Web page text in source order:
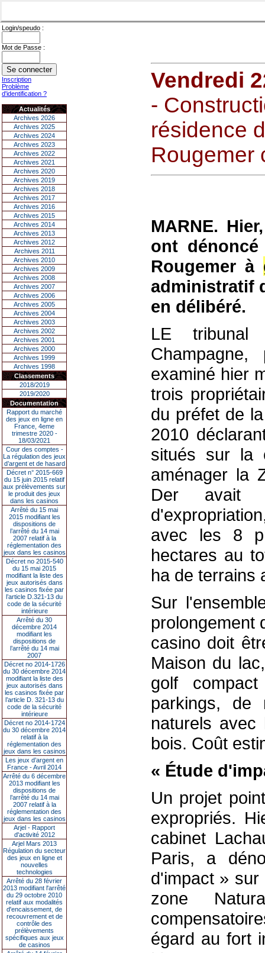
Login/speudo :
Mot de Passe :
Inscription
Problème
d'identification ?
Actualités
Archives 2026
Archives 2025
Archives 2024
Archives 2023
Archives 2022
Archives 2021
Archives 2020
Archives 2019
Archives 2018
Archives 2017
Archives 2016
Archives 2015
Archives 2014
Archives 2013
Archives 2012
Archives 2011
Archives 2010
Archives 2009
Archives 2008
Archives 2007
Archives 2006
Archives 2005
Archives 2004
Archives 2003
Archives 2002
Archives 2001
Archives 2000
Archives 1999
Archives 1998
Classements
2018/2019
2019/2020
Documentation
Rapport du marché
des jeux en ligne en
France, 4eme
trimestre 2020 -
18/03/2021
Cour des comptes -
La régulation des jeux
d’argent et de hasard
Décret n° 2015-669
du 15 juin 2015 relatif
aux prélèvements sur
le produit des jeux
dans les casinos
Arrêté du 15 mai
2015 modifiant les
dispositions de
l’arrêté du 14 mai
2007 relatif à la
réglementation des
jeux dans les casinos
Décret no 2015-540
du 15 mai 2015
modifiant la liste des
jeux autorisés dans
les casinos fixée par
l’article D.321-13 du
code de la sécurité
intérieure
Arrêté du 30
décembre 2014
modifiant les
dispositions de
l’arrêté du 14 mai
2007
Décret no 2014-1726
du 30 décembre 2014
modifiant la liste des
jeux autorisés dans
les casinos fixée par
l’article D. 321-13 du
code de la sécurité
intérieure
Décret no 2014-1724
du 30 décembre 2014
relatif à la
réglementation des
jeux dans les casinos
Les jeux d’argent en
France - Avril 2014
Arrêté du 6 décembre
2013 modifiant les
dispositions de
l’arrêté du 14 mai
2007 relatif à la
réglementation des
jeux dans les casinos
Arjel - Rapport
d'activité 2012
Arjel Mars 2013
Régulation du secteur
des jeux en ligne et
nouvelles
technologies
Arrêté du 28 février
2013 modifiant l'arrêté
du 29 octobre 2010
relatif aux modalités
d'encaissement, de
recouvrement et de
contrôle des
prélèvements
spécifiques aux jeux
de casinos
Vendredi
-
résidence
Rougemer
MARNE.
ont
Rougemer à
administratif
en délibéré.
LE tribunal
examiné hier
trois
du préfet de
2010
situés sur la
aménager la
Der avait
avec les 8
hectares au
ha de terrains
Sur
prolongement
casino doit
Maison du
golf
parkings, de
naturels
bois. Coût
« Étude
Un projet
expropriés.
cabinet
Paris, a
d'impact »
zone
égard au fort